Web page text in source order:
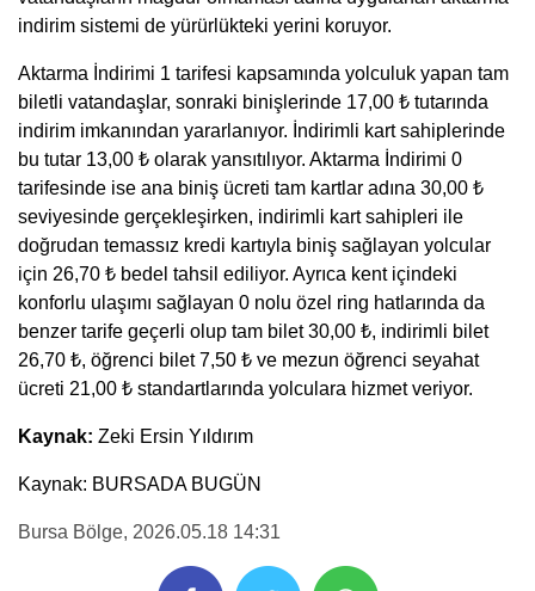
indirim sistemi de yürürlükteki yerini koruyor.
Aktarma İndirimi 1 tarifesi kapsamında yolculuk yapan tam
biletli vatandaşlar, sonraki binişlerinde 17,00 ₺ tutarında
indirim imkanından yararlanıyor. İndirimli kart sahiplerinde
bu tutar 13,00 ₺ olarak yansıtılıyor. Aktarma İndirimi 0
tarifesinde ise ana biniş ücreti tam kartlar adına 30,00 ₺
seviyesinde gerçekleşirken, indirimli kart sahipleri ile
doğrudan temassız kredi kartıyla biniş sağlayan yolcular
için 26,70 ₺ bedel tahsil ediliyor. Ayrıca kent içindeki
konforlu ulaşımı sağlayan 0 nolu özel ring hatlarında da
benzer tarife geçerli olup tam bilet 30,00 ₺, indirimli bilet
26,70 ₺, öğrenci bilet 7,50 ₺ ve mezun öğrenci seyahat
ücreti 21,00 ₺ standartlarında yolculara hizmet veriyor.
Kaynak: Zeki Ersin Yıldırım
Kaynak: BURSADA BUGÜN
Bursa Bölge, 2026.05.18 14:31